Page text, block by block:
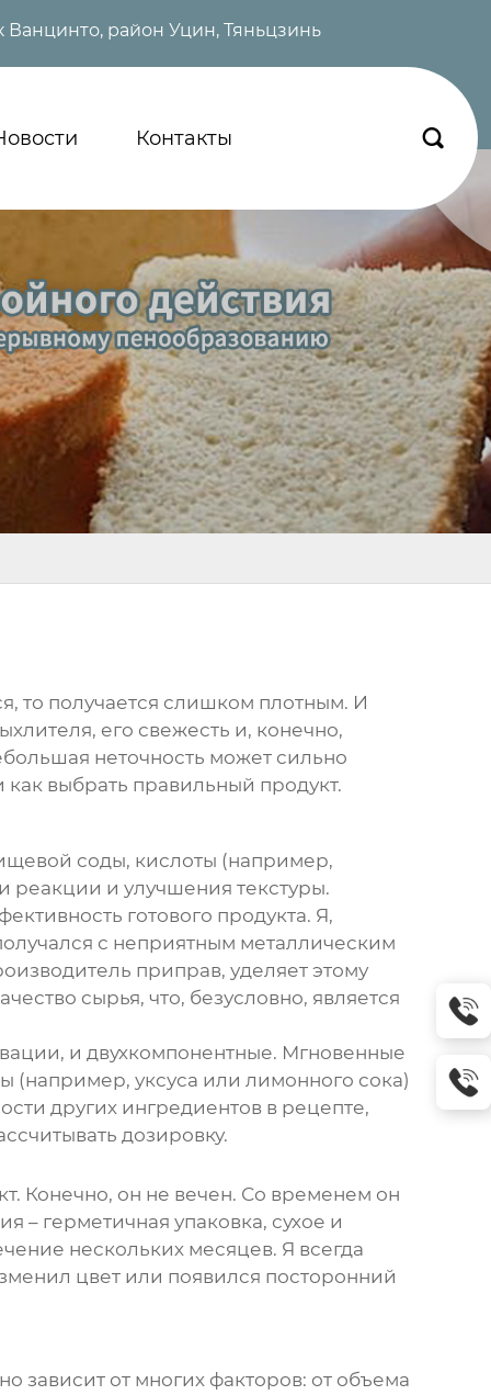
район Уцин, Тяньцзинь
Контакты 
то получается слишком плотным. И
, его свежесть и, конечно,
неточность может сильно
как выбрать правильный продукт.
соды, кислоты (например,
реакции и улучшения текстуры.
готового продукта. Я,
с неприятным металлическим
приправ, уделяет этому
сырья, что, безусловно, является
и двухкомпонентные. Мгновенные
(например, уксуса или лимонного сока)
других ингредиентов в рецепте,
дозировку.
Конечно, он не вечен. Со временем он
– герметичная упаковка, сухое и
нескольких месяцев. Я всегда
цвет или появился посторонний
зависит от многих факторов: от объема